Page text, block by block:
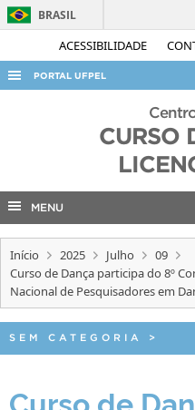
ACESSIBILIDADE
BRASIL
PORTAL UFPEL
ACESSO À INFORMAÇÃO
INTERNACIONAL
OUVIDORIA
PORTARIAS
TELEFONES
CURSO
MENU
Início 2025 Julho
09
Curso de Dança participa do 8º
Nacional de Pesquisadores em
SEM CATEGORIA >
Curso de